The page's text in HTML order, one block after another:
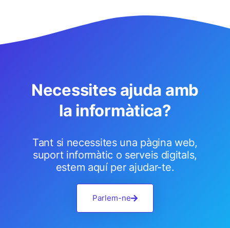
Necessites ajuda amb
la informàtica?
Tant si necessites una pàgina web,
suport informàtic o serveis digitals,
estem aquí per ajudar-te.
Parlem-ne